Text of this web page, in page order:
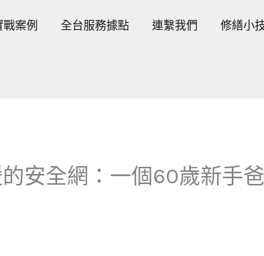
戰案例 全台服務據點 連繫我們 修繕小
安全網：一個60歲新手